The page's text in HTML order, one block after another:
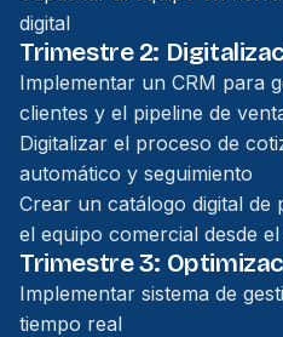
digital
Trimestre 2:
Implementar un CRM para
clientes y el pipeline de
Digitalizar el proceso de
automático y seguimiento
Crear un catálogo digital de
el equipo comercial desde
Trimestre 3:
Implementar sistema de
tiempo real